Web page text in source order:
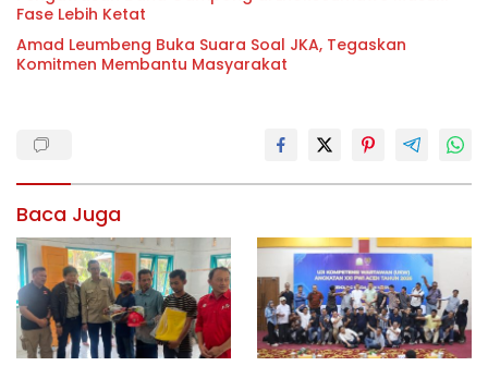
Fase Lebih Ketat
Amad Leumbeng Buka Suara Soal JKA, Tegaskan
Komitmen Membantu Masyarakat
Baca Juga